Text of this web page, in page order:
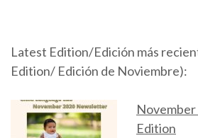
Latest Edition/Edición más
Edition/ Edición de Noviembre):
November
Edition